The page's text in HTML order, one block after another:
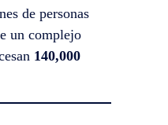
de personas
un complejo
140,000